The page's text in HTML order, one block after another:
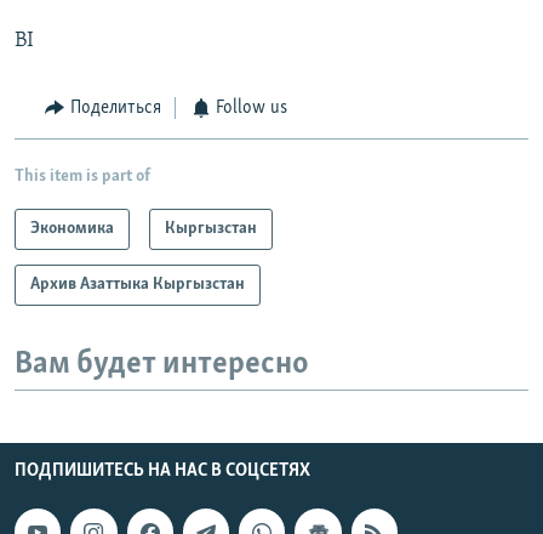
BI
Поделиться Follow us
This item is part of
Экономика Кыргызстан
Архив Азаттыка Кыргызстан
Вам будет интересно
ПОДПИШИТЕСЬ НА НАС В СОЦСЕТЯХ